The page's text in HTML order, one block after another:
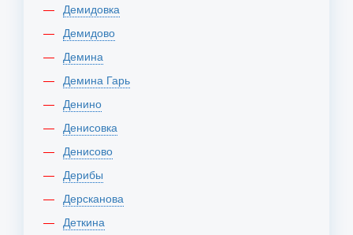
Демидовка
Демидово
Демина
Демина Гарь
Денино
Денисовка
Денисово
Дерибы
Дерсканова
Деткина